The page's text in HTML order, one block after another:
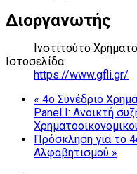
Διοργανωτής
Ινστιτούτο
Ιστοσελίδα:
https://www.gfli.gr/
« 4o Συνέδριο
Panel I: Ανοικτή
Πρόσκληση για το
Αλφαβητισμού »